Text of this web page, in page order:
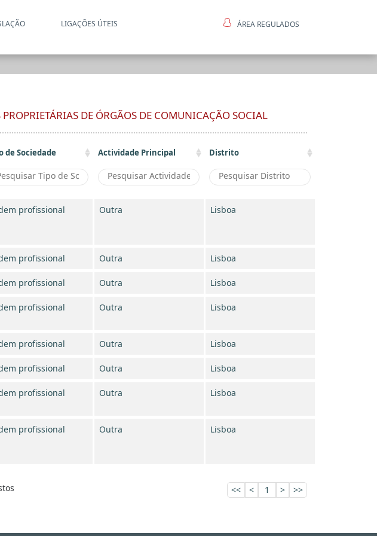
LIGAÇÕES ÚTEIS ÁREA REGULADOS
PROPRIETÁRIAS DE ÓRGÃOS DE COMUNICAÇÃO SOCIAL
de Sociedade Actividade Principal Distrito
profissional Outra Lisboa
profissional Outra Lisboa
profissional Outra Lisboa
profissional Outra Lisboa
profissional Outra Lisboa
profissional Outra Lisboa
profissional Outra Lisboa
profissional Outra Lisboa
<< < 1 > >>